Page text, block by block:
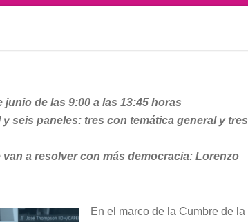
junio de las 9:00 a las 13:45 horas
seis paneles: tres con temática general y tres
a resolver con más democracia: Lorenzo
En el marco de la Cumbre de la